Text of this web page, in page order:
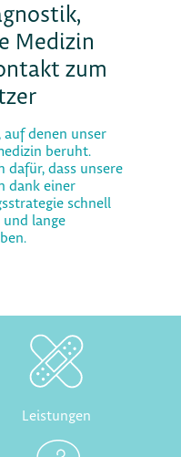
Medizin
zum
auf denen unser
beruht.
dafür, dass unsere
dank einer
schnell
lange
Leistungen